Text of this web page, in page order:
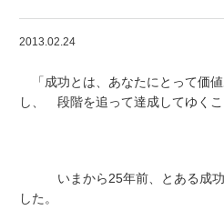
2013.02.24
「成功とは、あなたにとって価
し、 段階を追って達成してゆく
いまから25年前、とある成功
した。